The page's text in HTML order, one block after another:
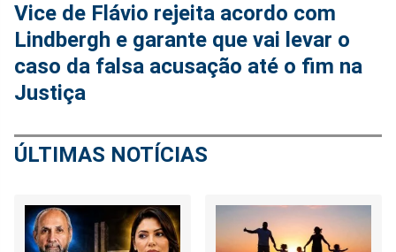
Vice de Flávio rejeita acordo com
Lindbergh e garante que vai levar o
caso da falsa acusação até o fim na
Justiça
ÚLTIMAS NOTÍCIAS